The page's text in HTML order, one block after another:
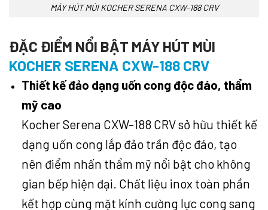
MÁY HÚT MÙI KOCHER SERENA CXW-188 CRV
ĐẶC ĐIỂM NỔI BẬT MÁY HÚT MÙI
KOCHER SERENA CXW-188 CRV
Thiết kế đảo dạng uốn cong độc đáo, thẩm
mỹ cao
Kocher Serena CXW-188 CRV sở hữu thiết kế
dạng uốn cong lắp đảo trần độc đáo, tạo
nên điểm nhấn thẩm mỹ nổi bật cho không
gian bếp hiện đại. Chất liệu inox toàn phần
kết hợp cùng mặt kính cường lực cong sang